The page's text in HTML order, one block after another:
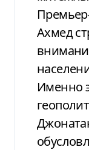
Ахмед
Именно